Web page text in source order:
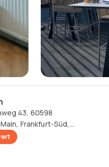
43, 60598
Frankfurt-Süd,